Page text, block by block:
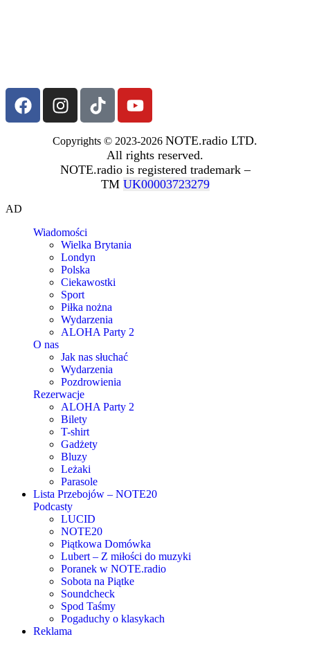
Copyrights © 2023-2026 NOTE.radio LTD.
All rights reserved.
NOTE.radio is registered trademark –
TM UK00003723279
AD
Wiadomości
Wielka Brytania
Londyn
Polska
Ciekawostki
Sport
Piłka nożna
Wydarzenia
ALOHA Party 2
O nas
Jak nas słuchać
Wydarzenia
Pozdrowienia
Rezerwacje
ALOHA Party 2
Bilety
T-shirt
Gadżety
Bluzy
Leżaki
Parasole
Lista Przebojów – NOTE20
Podcasty
LUCID
NOTE20
Piątkowa Domówka
Lubert – Z miłości do muzyki
Poranek w NOTE.radio
Sobota na Piątke
Soundcheck
Spod Taśmy
Pogaduchy o klasykach
Reklama